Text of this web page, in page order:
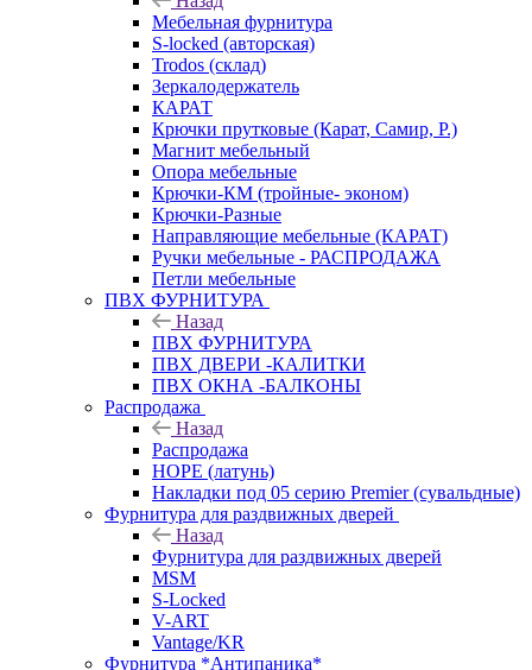
Мебельная фурнитура
S-locked (авторская)
Trodos (склад)
Зеркалодержатель
КАРАТ
Крючки прутковые (Карат, Самир, Р.)
Магнит мебельный
Опора мебельные
Крючки-КМ (тройные- эконом)
Крючки-Разные
Направляющие мебельные (КАРАТ)
Ручки мебельные - РАСПРОДАЖА
Петли мебельные
ПВХ ФУРНИТУРА
Назад
ПВХ ФУРНИТУРА
ПВХ ДВЕРИ -КАЛИТКИ
ПВХ ОКНА -БАЛКОНЫ
Распродажа
Назад
Распродажа
HOPE (латунь)
Накладки под 05 серию Premier (сувальдные)
Фурнитура для раздвижных дверей
Назад
Фурнитура для раздвижных дверей
MSM
S-Locked
V-ART
Vantage/KR
Фурнитура *Антипаника*